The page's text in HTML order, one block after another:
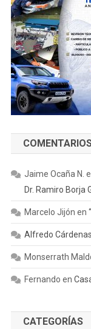
Jaime Ocaña N.
Dr. Ramiro Borja
Marcelo Jijón en
Alfredo Cárdenas
Monserrath
Fernando en
CATEGORÍAS